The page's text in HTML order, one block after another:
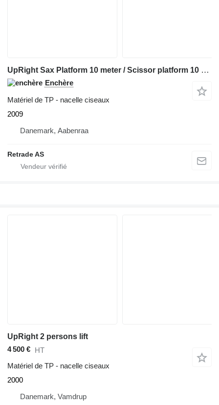
UpRight Sax Platform 10 meter / Scissor platform 10 meters
Enchère
Matériel de TP - nacelle ciseaux
2009
Danemark, Aabenraa
Retrade AS
UpRight 2 persons lift
4 500 € HT
Matériel de TP - nacelle ciseaux
2000
Danemark, Vamdrup